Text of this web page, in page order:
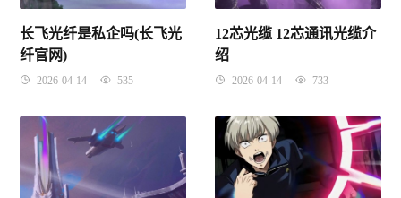
长飞光纤是私企吗(长飞光
纤官网)
2026-04-14 535
12芯光缆 12芯通讯光缆介
绍
2026-04-14 733